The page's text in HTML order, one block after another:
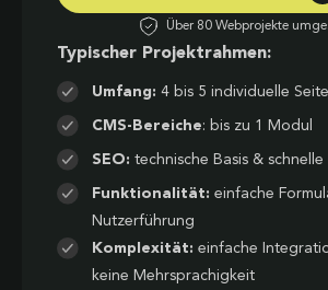
Über 80 Webprojekte
Typischer Projektrahmen:
Umfang: 4 bis 5 individuelle
CMS-Bereiche: bis zu 1 Modul
SEO: technische Basis &
Funktionalität: einfache
Nutzerführung
Komplexität: einfache
keine Mehrsprachigkeit